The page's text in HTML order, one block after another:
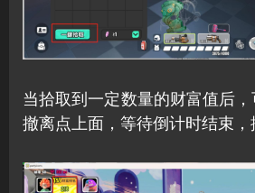
当拾取到一定数量的财富值后
撤离点上面，等待倒计时结束，